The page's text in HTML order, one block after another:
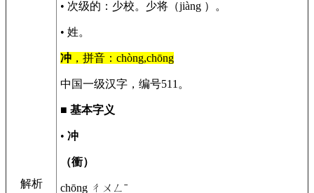
解析
• 次级的：少校。少将（jiàng ）。
• 姓。
冲 ，拼音：chòng,chōng
中国一级汉字，编号511。
■ 基本字义
• 冲
（衝）
chōng ㄔㄨㄥˉ